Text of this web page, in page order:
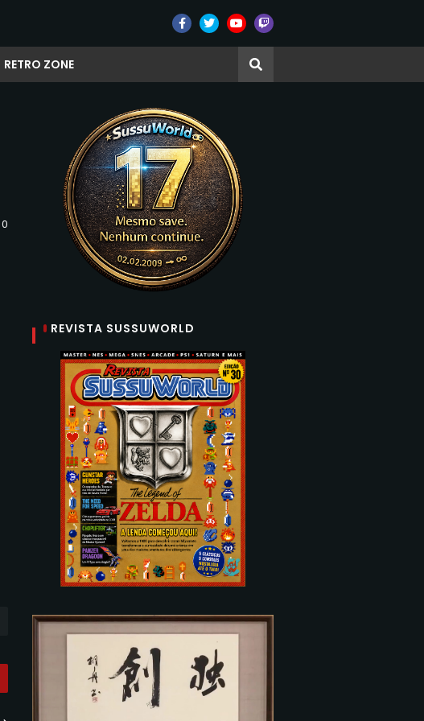
RETRO ZONE
0
REVISTA SUSSUWORLD